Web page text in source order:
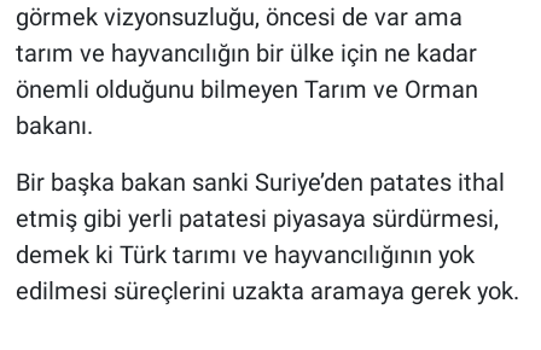
görmek vizyonsuzluğu, öncesi de var ama
tarım ve hayvancılığın bir ülke için ne kadar
önemli olduğunu bilmeyen Tarım ve Orman
bakanı.
Bir başka bakan sanki Suriye’den patates ithal
etmiş gibi yerli patatesi piyasaya sürdürmesi,
demek ki Türk tarımı ve hayvancılığının yok
edilmesi süreçlerini uzakta aramaya gerek yok.